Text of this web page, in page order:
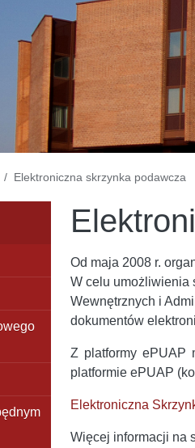
Elektroniczna skrzynka podawcza
Od maja 2008 r.
W celu umożliwienia
Wewnętrznych i
dokumentów
Z platformy ePUAP
platformie ePUAP
Elektroniczna
Więcej informacji na